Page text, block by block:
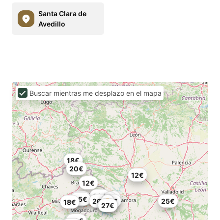
Santa Clara de
Avedillo
12€
12€
18€
18€
20€
20€
22€
25€
25€ 25€
26€
27€
Buscar mientras me desplazo en el mapa